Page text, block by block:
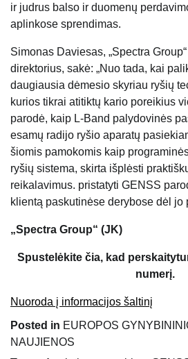
ir judrus balso ir duomenų
aplinkose sprendimas.
Simonas Daviesas, „Spectra
direktorius, sakė: „Nuo tada, kai
daugiausia dėmesio skyriau ryšių
kurios tikrai atitiktų kario poreikius
parodė, kaip L-Band palydovinės
esamų radijo ryšio aparatų
šiomis pamokomis kaip
ryšių sistema, skirta išplėsti
reikalavimus. pristatyti GENSS
klientą paskutinėse derybose dėl jo
„Spectra Group“ (JK)
Spustelėkite čia, kad
numerį.
Nuoroda į informacijos šaltinį
Posted in EUROPOS
NAUJIENOS